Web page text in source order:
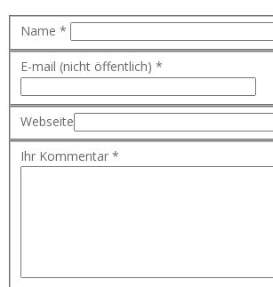
Name *
E-mail (nicht öffentlich) *
Webseite
Ihr Kommentar *